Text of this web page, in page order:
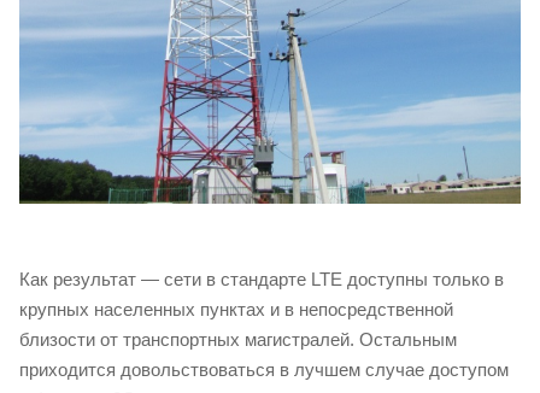
Как результат — сети в стандарте LTE доступны только в
крупных населенных пунктах и в непосредственной
близости от транспортных магистралей. Остальным
приходится довольствоваться в лучшем случае доступом